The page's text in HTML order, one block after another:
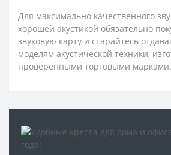
Для максимально качественного
хорошей акустикой обязательно
звуковую карту и старайтесь
моделям акустической техники,
проверенными торговыми марками.